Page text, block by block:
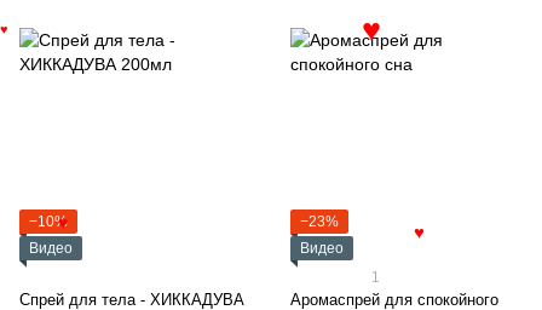
−10%
Видео
Спрей для тела - ХИККАДУВА
−23%
Видео
1
Аромаспрей для спокойного
♥
♥
♥
♥